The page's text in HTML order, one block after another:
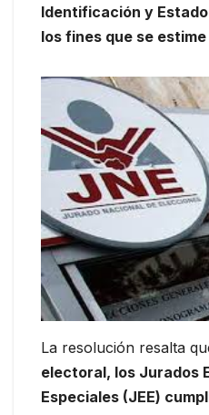
Identificación y
los fines que se
La resolución resalta
electoral, los Jurados
Especiales (JEE)